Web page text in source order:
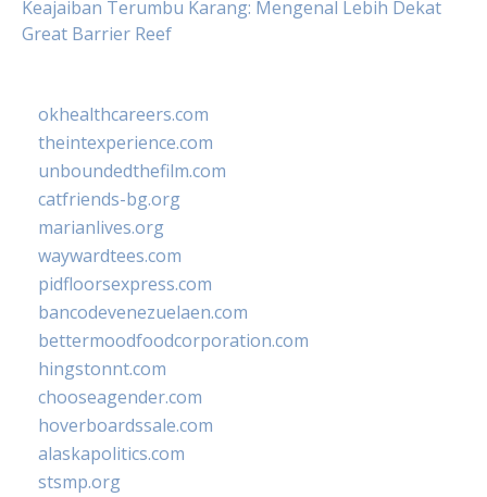
Keajaiban Terumbu Karang: Mengenal Lebih Dekat
Great Barrier Reef
okhealthcareers.com
theintexperience.com
unboundedthefilm.com
catfriends-bg.org
marianlives.org
waywardtees.com
pidfloorsexpress.com
bancodevenezuelaen.com
bettermoodfoodcorporation.com
hingstonnt.com
chooseagender.com
hoverboardssale.com
alaskapolitics.com
stsmp.org